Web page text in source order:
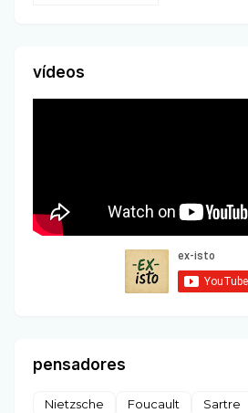
vídeos
pensadores
Nietzsche Foucault Sartre